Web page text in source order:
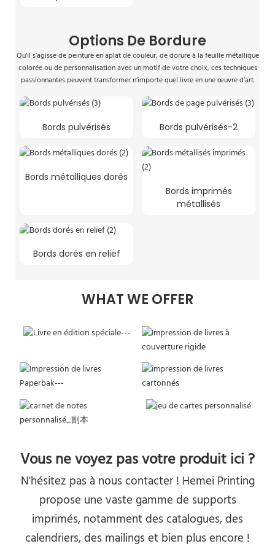
Options De Bordure
Qu’il s’agisse de peinture en aplat de couleur, de dorure à la feuille métallique
colorée ou de personnalisation avec un motif de votre choix, ces techniques
passionnantes peuvent transformer n’importe quel livre en une œuvre d’art.
Bords pulvérisés Bords pulvérisés-2
Bords métalliques dorés
Bords imprimés
métallisés
Bords dorés en relief
WHAT WE OFFER
Vous ne voyez pas votre produit ici ?
N'hésitez pas à nous contacter ! Hemei Printing
propose une vaste gamme de supports
imprimés, notamment des catalogues, des
calendriers, des mailings et bien plus encore !